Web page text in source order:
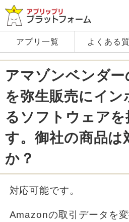
アプリ一覧 よくある
アマゾンベンダー
を弥生販売にイン
るソフトウェアを
す。御社の商品は
か？
対応可能です。
Amazonの取引データを